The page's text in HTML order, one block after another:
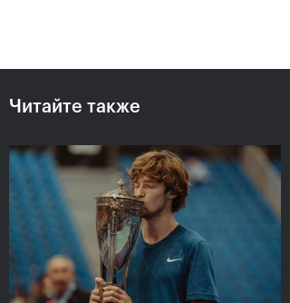
турнира «ВТБ Кубок
20 октября, 21:00
Читайте также